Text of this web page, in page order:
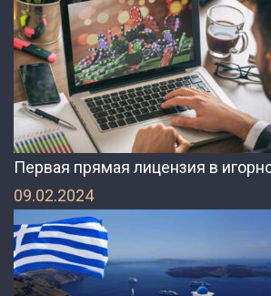
Первая прямая лицензия в
09.02.2024